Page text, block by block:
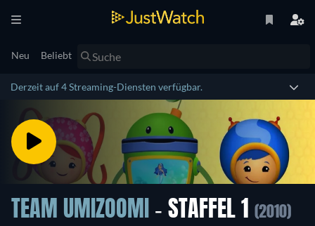
Neu Beliebt
Derzeit auf 4 Streaming-Diensten verfügbar.
TEAM UMIZOOMI - STAFFEL 1 (2010)